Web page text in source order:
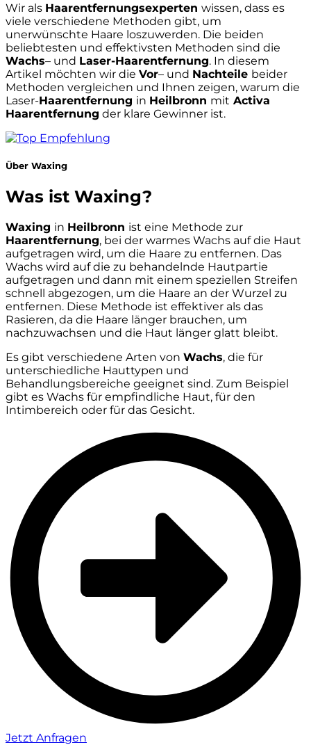
Wir als Haarentfernungsexperten wissen, dass es
viele verschiedene Methoden gibt, um
unerwünschte Haare loszuwerden. Die beiden
beliebtesten und effektivsten Methoden sind die
Wachs– und Laser-Haarentfernung. In diesem
Artikel möchten wir die Vor– und Nachteile beider
Methoden vergleichen und Ihnen zeigen, warum die
Laser-Haarentfernung in Heilbronn mit Activa
Haarentfernung der klare Gewinner ist.
Über Waxing
Was ist Waxing?
Waxing in Heilbronn ist eine Methode zur
Haarentfernung, bei der warmes Wachs auf die Haut
aufgetragen wird, um die Haare zu entfernen. Das
Wachs wird auf die zu behandelnde Hautpartie
aufgetragen und dann mit einem speziellen Streifen
schnell abgezogen, um die Haare an der Wurzel zu
entfernen. Diese Methode ist effektiver als das
Rasieren, da die Haare länger brauchen, um
nachzuwachsen und die Haut länger glatt bleibt.
Es gibt verschiedene Arten von Wachs, die für
unterschiedliche Hauttypen und
Behandlungsbereiche geeignet sind. Zum Beispiel
gibt es Wachs für empfindliche Haut, für den
Intimbereich oder für das Gesicht.
Jetzt Anfragen